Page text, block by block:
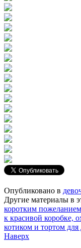
Опубликовано в
Другие материалы в
коротким
к красивой коробке,
котиком и тортом
Наверх